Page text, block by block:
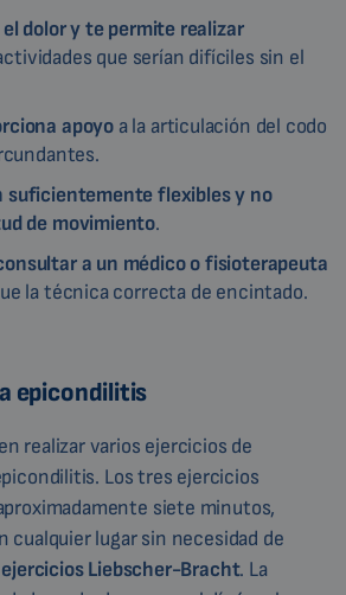
dolor y te permite realizar
que serían difíciles sin el
apoyoa la articulación del codo
suficientemente flexibles y no
de movimiento.
a un médico o fisioterapeuta
la técnica correcta de encintado.
epicondilitis
realizar varios ejercicios de
Los tres ejercicios
siete minutos,
cualquier lugar sin necesidad de
ejercicios Liebscher-Bracht. La